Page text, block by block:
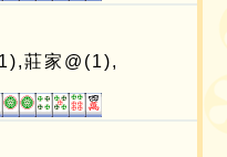
莊家@(1),